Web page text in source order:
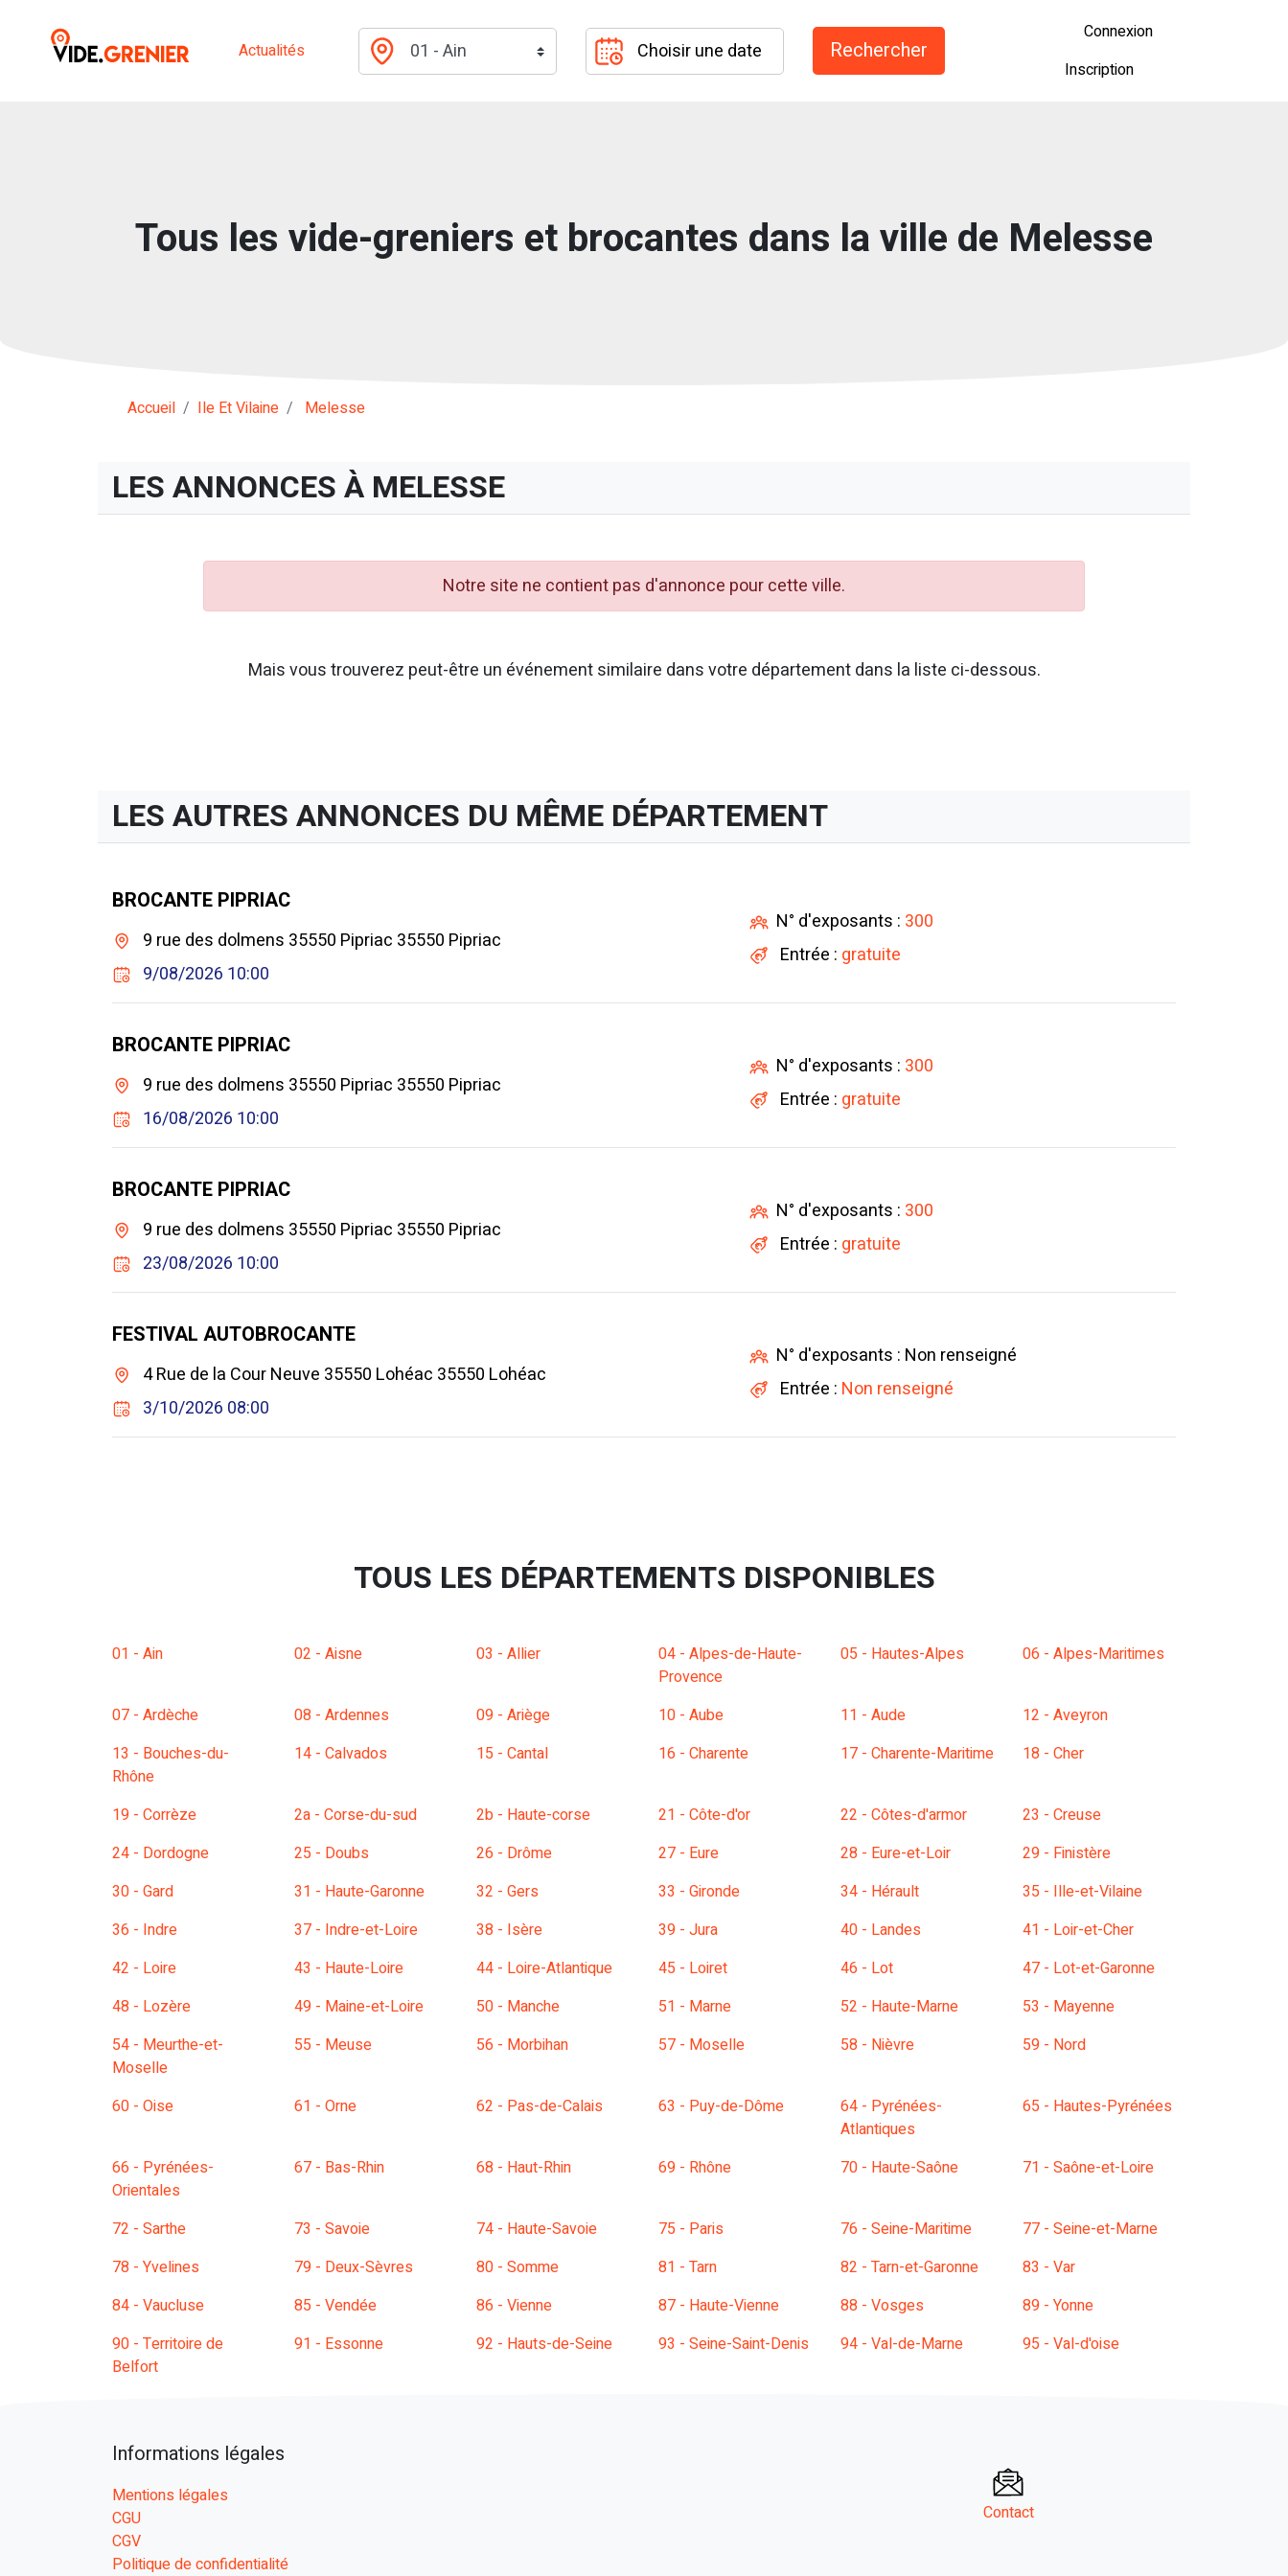
Actualités
Connexion
Inscription
Tous les vide-greniers et brocantes dans la ville de Melesse
Accueil Ile Et Vilaine Melesse
LES ANNONCES À MELESSE
Notre site ne contient pas d'annonce pour cette ville.
Mais vous trouverez peut-être un événement similaire dans votre département dans la liste ci-dessous.
LES AUTRES ANNONCES DU MÊME DÉPARTEMENT
BROCANTE PIPRIAC
9 rue des dolmens 35550 Pipriac 35550 Pipriac
9/08/2026 10:00
N° d'exposants : 300
Entrée : gratuite
BROCANTE PIPRIAC
9 rue des dolmens 35550 Pipriac 35550 Pipriac
16/08/2026 10:00
N° d'exposants : 300
Entrée : gratuite
BROCANTE PIPRIAC
9 rue des dolmens 35550 Pipriac 35550 Pipriac
23/08/2026 10:00
N° d'exposants : 300
Entrée : gratuite
FESTIVAL AUTOBROCANTE
4 Rue de la Cour Neuve 35550 Lohéac 35550 Lohéac
3/10/2026 08:00
N° d'exposants : Non renseigné
Entrée : Non renseigné
TOUS LES DÉPARTEMENTS DISPONIBLES
01 - Ain 02 - Aisne 03 - Allier
04 - Alpes-de-Haute-
Provence
05 - Hautes-Alpes 06 - Alpes-Maritimes
07 - Ardèche 08 - Ardennes 09 - Ariège 10 - Aube 11 - Aude
12 - Aveyron
13 - Bouches-du-
Rhône
14 - Calvados 15 - Cantal 16 - Charente 17 - Charente-Maritime 18 - Cher
19 - Corrèze 2a - Corse-du-sud 2b - Haute-corse 21 - Côte-d'or 22 - Côtes-d'armor
23 - Creuse
24 - Dordogne
25 - Doubs 26 - Drôme 27 - Eure 28 - Eure-et-Loir
29 - Finistère
30 - Gard
31 - Haute-Garonne 32 - Gers 33 - Gironde 34 - Hérault
35 - Ille-et-Vilaine
36 - Indre
37 - Indre-et-Loire 38 - Isère 39 - Jura 40 - Landes
41 - Loir-et-Cher
42 - Loire
43 - Haute-Loire 44 - Loire-Atlantique 45 - Loiret 46 - Lot
47 - Lot-et-Garonne
48 - Lozère
49 - Maine-et-Loire 50 - Manche 51 - Marne 52 - Haute-Marne
53 - Mayenne
54 - Meurthe-et-
Moselle
55 - Meuse 56 - Morbihan 57 - Moselle 58 - Nièvre 59 - Nord
60 - Oise 61 - Orne 62 - Pas-de-Calais 63 - Puy-de-Dôme
64 - Pyrénées-
Atlantiques
65 - Hautes-Pyrénées
66 - Pyrénées-
Orientales
67 - Bas-Rhin 68 - Haut-Rhin 69 - Rhône 70 - Haute-Saône 71 - Saône-et-Loire
72 - Sarthe 73 - Savoie 74 - Haute-Savoie 75 - Paris 76 - Seine-Maritime
77 - Seine-et-Marne
78 - Yvelines
79 - Deux-Sèvres 80 - Somme 81 - Tarn 82 - Tarn-et-Garonne
83 - Var
84 - Vaucluse
85 - Vendée 86 - Vienne 87 - Haute-Vienne 88 - Vosges
89 - Yonne
90 - Territoire de
Belfort
91 - Essonne 92 - Hauts-de-Seine 93 - Seine-Saint-Denis 94 - Val-de-Marne 95 - Val-d'oise
Informations légales
Mentions légales
CGU
CGV
Politique de confidentialité
Contact